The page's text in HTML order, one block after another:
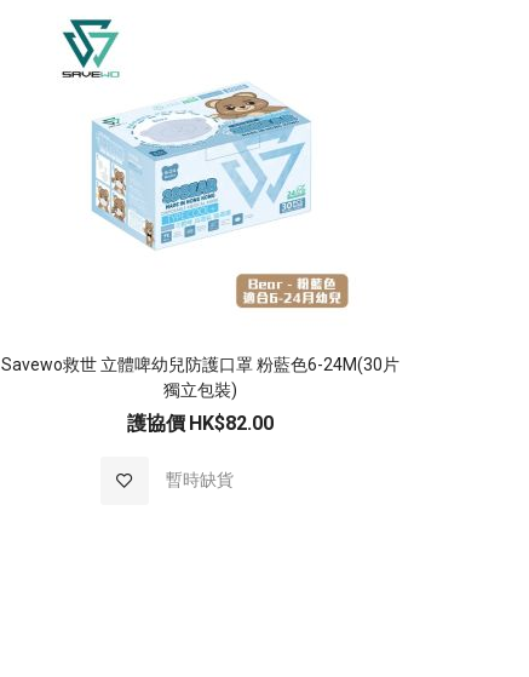
Savewo救世 立體啤幼兒防護口罩 粉藍色6-24M(30片
獨立包裝)
護協價 HK$82.00
暫時缺貨
加